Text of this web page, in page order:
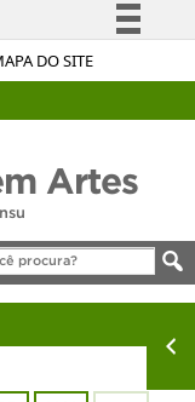
DO SITE
à informação
Canais
Artes